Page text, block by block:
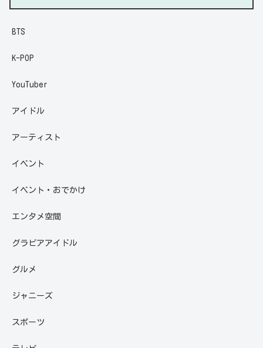
BTS
K-POP
YouTuber
アイドル
アーティスト
イベント
イベント・おでかけ
エンタメ空間
グラビアアイドル
グルメ
ジャニーズ
スポーツ